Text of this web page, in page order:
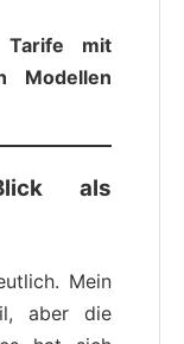
Tarife mit
Modellen
als
Mein
aber die